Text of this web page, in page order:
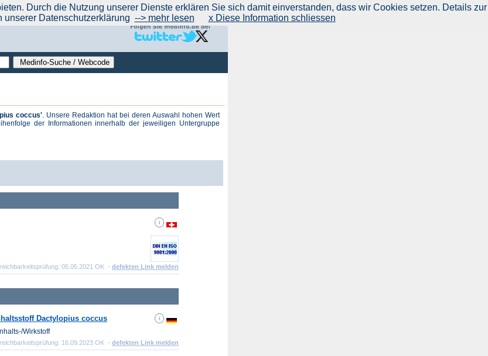
coccus'. Unsere Redaktion hat bei deren Auswahl hohen Wert
der Informationen innerhalb der jeweiligen Untergruppe
05.05.2021 OK - defekten Link melden
Dactylopius coccus
Wirkstoff
16.09.2023 OK - defekten Link melden
auf Medinfo|Anbieter hinzufügen (Gratis!)|über Medinfo|Feedback
Durch die Nutzung unserer Dienste erklären Sie sich damit einverstanden, dass wir Cookies setzen. Details zur
unserer Datenschutzerklärung --> mehr lesen x Diese Information schliessen